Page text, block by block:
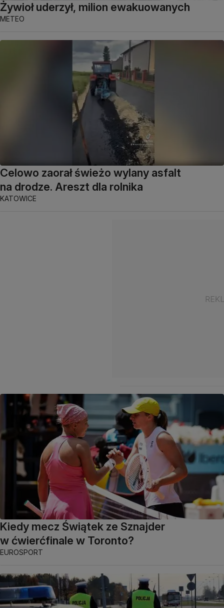
Żywioł uderzył, milion ewakuowanych
METEO
Celowo zaorał świeżo wylany asfalt
na drodze. Areszt dla rolnika
KATOWICE
Kiedy mecz Świątek ze Sznajder
w ćwierćfinale w Toronto?
EUROSPORT